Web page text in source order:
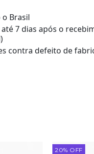
Brasil
7 dias após o
contra defeito de
20% OFF